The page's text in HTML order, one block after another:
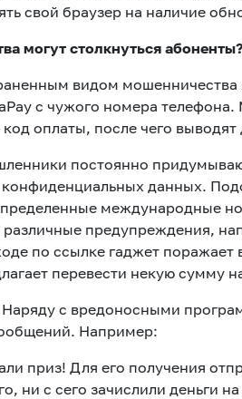
свой браузер на наличие
могут столкнуться абоненты?
видом
с чужого номера
оплаты, после чего
постоянно
данных.
международные
предупреждения,
по ссылке гаджет
перевести некую сумму
Наряду с вредоносными
Например:
приз! Для его получения
ни с сего зачислили деньги